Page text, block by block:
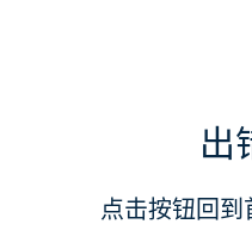
出
点击按钮回到